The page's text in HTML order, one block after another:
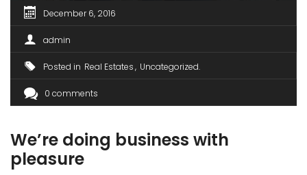
December 6, 2016
admin
Posted in Real Estates Uncategorized
0 comments
We’re doing business with
pleasure